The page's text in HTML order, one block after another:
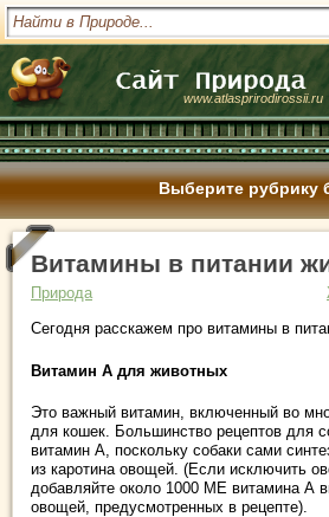
www.atlasprirodirossii.ru
Выберите рубрику
Витамины в питании
Природа
Сегодня расскажем про витамины в
Витамин А для животных
Это важный витамин, включенный во
для кошек. Большинство рецептов для
витамин А, поскольку собаки сами
из каротина овощей. (Если исключить
добавляйте около 1000 ME витамина А
овощей, предусмотренных в рецепте).